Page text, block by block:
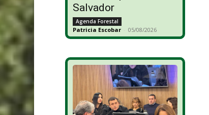
Salvador
Agenda Forestal
Patricia Escobar - 05/08/2026